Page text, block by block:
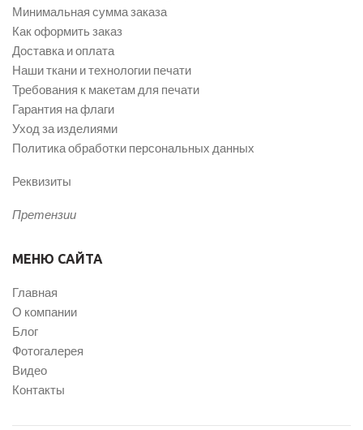
Минимальная сумма заказа
Как оформить заказ
Доставка и оплата
Наши ткани и технологии печати
Требования к макетам для печати
Гарантия на флаги
Уход за изделиями
Политика обработки персональных данных
Реквизиты
Претензии
МЕНЮ САЙТА
Главная
О компании
Блог
Фотогалерея
Видео
Контакты